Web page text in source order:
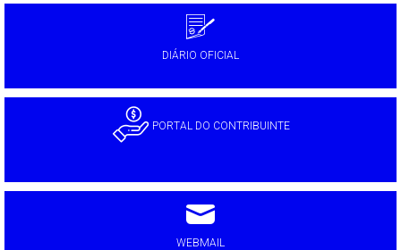
DIÁRIO OFICIAL
PORTAL DO CONTRIBUINTE
WEBMAIL